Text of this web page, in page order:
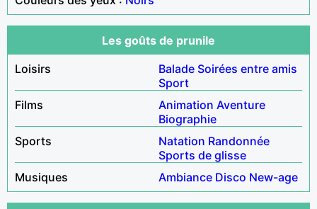
Les goûts de prunile
Loisirs
Balade Soirées entre amis
Sport
Films
Animation Aventure
Biographie
Sports
Natation Randonnée
Sports de glisse
Musiques
Ambiance Disco New-age